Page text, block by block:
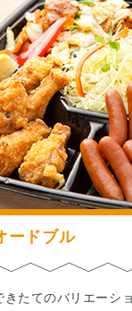
ードブル
きたてのバリエーシ